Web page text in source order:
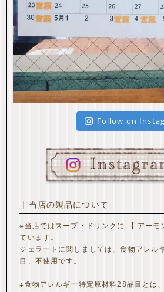
Follow on
┃当店の製品について
※当店ではスープ・ドリンクに 【 アーモ
ています。
ジェラートに関しましては、食物アレル
目、不使用です。
※食物アレルギー特定原材料28品目とは